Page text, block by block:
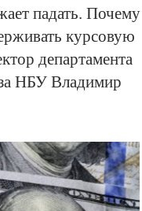
падать. Почему
курсовую
департамента
НБУ Владимир